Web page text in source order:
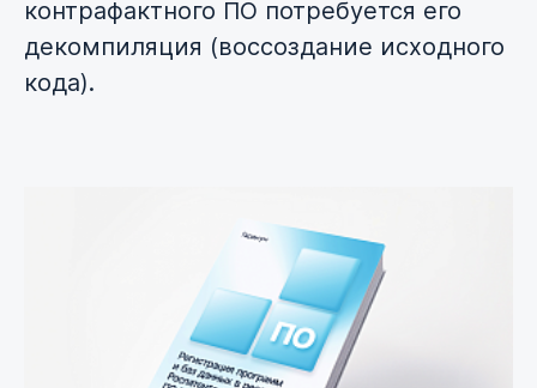
контрафактного ПО потребуется его
декомпиляция (воссоздание исходного
кода).